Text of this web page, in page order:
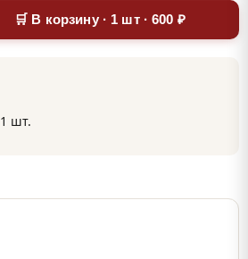
🛒 В корзину · 1 шт · 600 ₽
1 шт.